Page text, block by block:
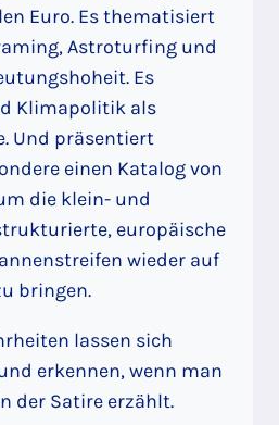
Euro. Es thematisiert
Astroturfing und
Es
Klimapolitik als
Und präsentiert
einen Katalog von
die klein- und
europäische
wieder auf
bringen.
lassen sich
erkennen, wenn man
der Satire erzählt.